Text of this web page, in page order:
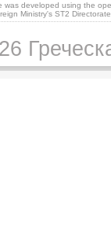
was developed using the
Ministry's ST2